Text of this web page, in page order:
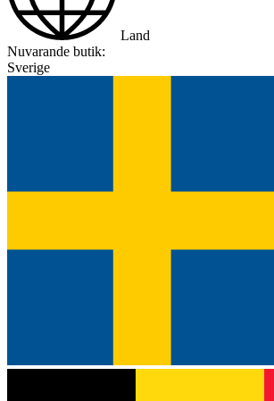
Land
Nuvarande butik:
Sverige